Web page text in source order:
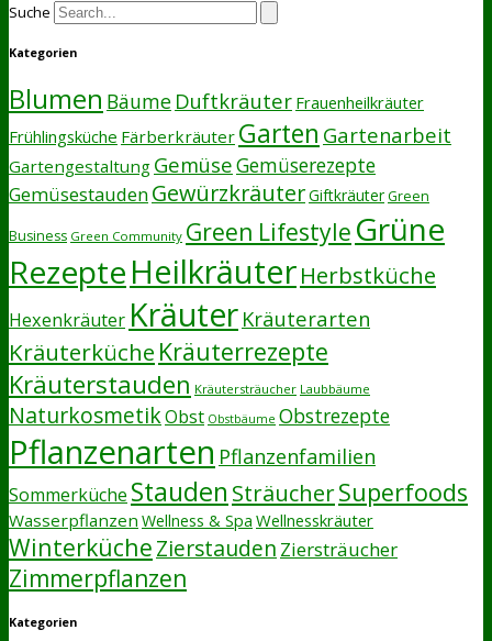
Suche
Kategorien
Blumen Bäume Duftkräuter Frauenheilkräuter
Frühlingsküche Färberkräuter Garten Gartenarbeit
Gartengestaltung GemüseGemüserezepte
GemüsestaudenGewürzkräuterGiftkräuter Green
Business Green Community Green Lifestyle Grüne
RezepteHeilkräuterHerbstküche
Hexenkräuter Kräuter Kräuterarten
Kräuterküche Kräuterrezepte
Kräuterstauden Kräutersträucher Laubbäume
NaturkosmetikObst Obstbäume Obstrezepte
Pflanzenarten Pflanzenfamilien
Sommerküche Stauden SträucherSuperfoods
Wasserpflanzen Wellness & Spa Wellnesskräuter
WinterkücheZierstauden Ziersträucher
Zimmerpflanzen
Kategorien